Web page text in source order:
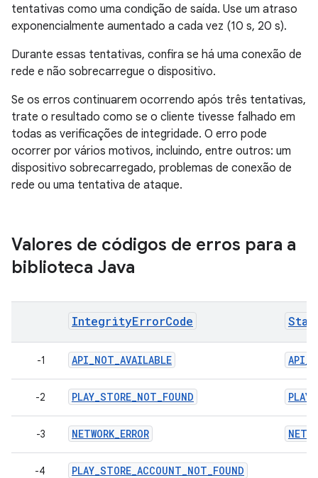
tentativas como uma condição de saída. Use um atraso
exponencialmente aumentado a cada vez (10 s, 20 s).
Durante essas tentativas, confira se há uma conexão de
rede e não sobrecarregue o dispositivo.
Se os erros continuarem ocorrendo após três tentativas,
trate o resultado como se o cliente tivesse falhado em
todas as verificações de integridade. O erro pode
ocorrer por vários motivos, incluindo, entre outros: um
dispositivo sobrecarregado, problemas de conexão de
rede ou uma tentativa de ataque.
Valores de códigos de erros para a
biblioteca Java
IntegrityErrorCode
-1 API_NOT_AVAILABLE
-2 PLAY_STORE_NOT_FOUND
-3 NETWORK_ERROR
-4 PLAY_STORE_ACCOUNT_NOT_FOUND